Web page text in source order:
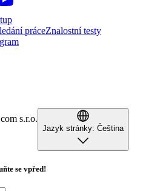
práceZnalostní testy
s.r.o.
Jazyk stránky: Čeština
se vpřed!